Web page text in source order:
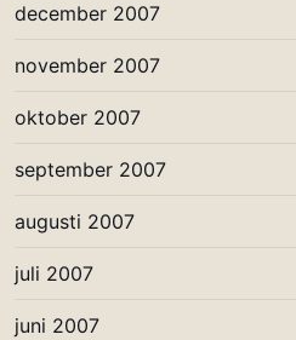
december 2007
november 2007
oktober 2007
september 2007
augusti 2007
juli 2007
juni 2007